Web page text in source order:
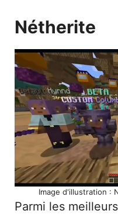
Nétherite
Image d'illustration :
Parmi les